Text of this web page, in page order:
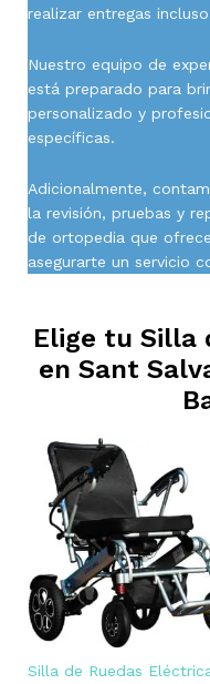
realizar entregas
Nuestro equipo de
está preparado para
personalizado y
específicas.
Adicionalmente,
la revisión, pruebas y
de ortopedia que
asegurarte un servicio
Elige tu Silla
en Sant
Silla de Ruedas